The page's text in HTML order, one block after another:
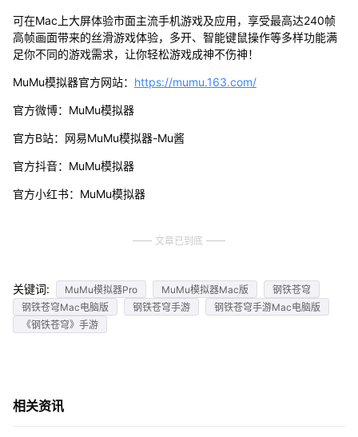
可在Mac上大屏体验市面主流手机游戏及应用，享受最高达240帧
高帧画面带来的丝滑游戏体验，多开、智能键鼠操作等多样功能满
足你不同的游戏需求，让你轻松游戏成神不伤神！
MuMu模拟器官方网站： https://mumu.163.com/
官方微博：MuMu模拟器
官方B站：网易MuMu模拟器-Mu酱
官方抖音：MuMu模拟器
官方小红书：MuMu模拟器
文章已到底
关键词: MuMu模拟器Pro MuMu模拟器Mac版
钢铁苍穹
钢铁苍穹Mac电脑版
钢铁苍穹手游
钢铁苍穹手游Mac电脑版
《钢铁苍穹》手游
相关资讯